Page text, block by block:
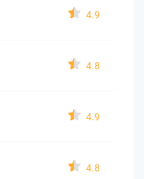
4.9
4.8
4.9
4.8